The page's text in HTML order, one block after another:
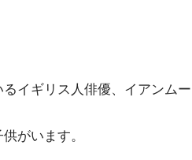
イギリス人俳優、イアンムー
がいます。